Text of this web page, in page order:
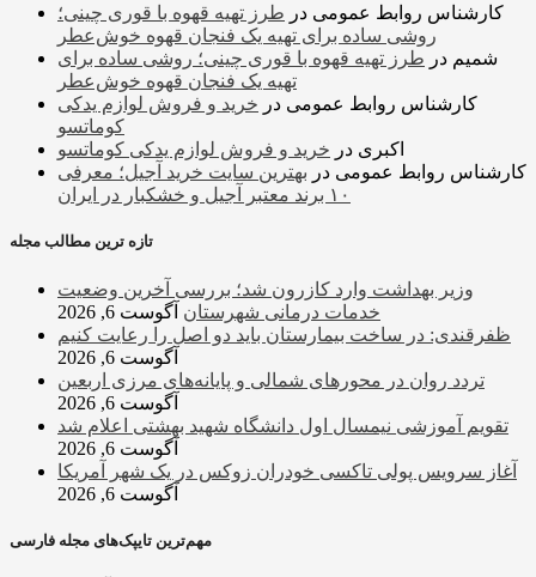
کارشناس روابط عمومی در طرز تهیه قهوه با قوری چینی؛
روشی ساده برای تهیه یک فنجان قهوه خوش‌عطر
شمیم در طرز تهیه قهوه با قوری چینی؛ روشی ساده برای
تهیه یک فنجان قهوه خوش‌عطر
کارشناس روابط عمومی در خرید و فروش لوازم یدکی
کوماتسو
اکبری در خرید و فروش لوازم یدکی کوماتسو
کارشناس روابط عمومی در بهترین سایت خرید آجیل؛ معرفی
۱۰ برند معتبر آجیل و خشکبار در ایران
تازه ترین مطالب مجله
وزیر بهداشت وارد کازرون شد؛ بررسی آخرین وضعیت
خدمات درمانی شهرستان آگوست 6, 2026
ظفرقندی: در ساخت بیمارستان باید دو اصل را رعایت کنیم
آگوست 6, 2026
تردد روان در محورهای شمالی و پایانه‌های مرزی اربعین
آگوست 6, 2026
تقویم آموزشی نیمسال اول دانشگاه شهید بهشتی اعلام شد
آگوست 6, 2026
آغاز سرویس پولی تاکسی خودران زوکس در یک شهر آمریکا
آگوست 6, 2026
مهم‌ترین تایپک‌های مجله فارسی